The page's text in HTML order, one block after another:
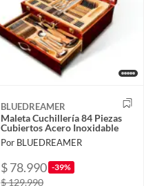
BLUEDREAMER
Maleta Cuchillería 84 Piezas
Cubiertos Acero Inoxidable
Por BLUEDREAMER
$ 78.990 -39%
$ 129.990